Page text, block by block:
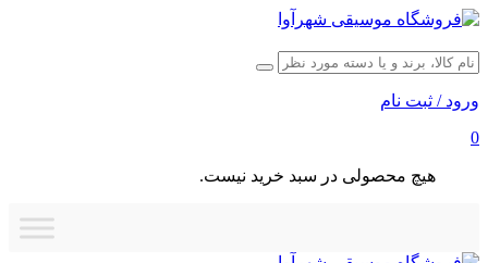
ورود / ثبت نام
0
هیچ محصولی در سبد خرید نیست.